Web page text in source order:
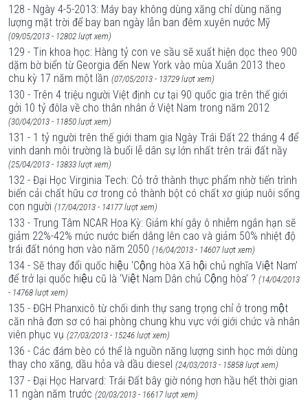
128 - Ngày 4-5-2013: Máy bay không dùng xăng chỉ dùng năng
lượng mặt trời để bay ban ngày lẫn ban đêm xuyên nước Mỹ
(09/05/2013 - 12802 lượt xem)
129 - Tin khoa học: Hàng tỷ con ve sầu sẽ xuất hiện dọc theo 900
dặm bờ biển từ Georgia đến New York vào mùa Xuân 2013 theo
chu kỳ 17 năm một lần (07/05/2013 - 13729 lượt xem)
130 - Trên 4 triệu người Việt định cư tại 90 quốc gia trên thế giới
gởi 10 tỷ đôla về cho thân nhân ở Việt Nam trong năm 2012
(30/04/2013 - 11850 lượt xem)
131 - 1 tỷ người trên thế giới tham gia Ngày Trái Ðất 22 tháng 4 để
vinh danh môi trường là buổi lễ dân sự lớn nhất trên trái đất nầy
(25/04/2013 - 13833 lượt xem)
132 - Đại Học Virginia Tech: Cỏ trở thành thực phẩm nhờ tiến trình
biến cải chất hữu cơ trong cỏ thành bột có chất xơ giúp nuôi sống
con người (17/04/2013 - 14177 lượt xem)
133 - Trung Tâm NCAR Hoa Kỳ: Giảm khí gây ô nhiễm ngắn hạn sẽ
giảm 22%-42% mức nước biển dâng lên cao và giảm 50% nhiệt độ
trái đất nóng hơn vào năm 2050 (16/04/2013 - 14607 lượt xem)
134 - Sẽ thay đổi quốc hiệu ‘Cộng hòa Xã hội chủ nghĩa Việt Nam’
để trở lại quốc hiệu cũ là ‘Việt Nam Dân chủ Cộng hòa’ ? (14/04/2013
- 14768 lượt xem)
135 - ĐGH Phanxicô từ chối dinh thự sang trọng chỉ ở trong một
căn nhà đơn sơ có hai phòng chung khu vực với giới chức và nhân
viên phục vụ (27/03/2013 - 15246 lượt xem)
136 - Các đám bèo có thể là nguồn năng lượng sinh học mới dùng
thay cho xăng, dầu hỏa và dầu diesel (24/03/2013 - 15858 lượt xem)
137 - Đại Học Harvard: Trái Đất bây giờ nóng hơn hầu hết thời gian
11 ngàn năm trước (20/03/2013 - 16617 lượt xem)